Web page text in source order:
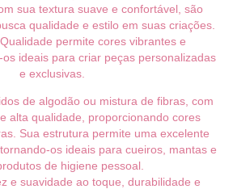
sua textura suave e confortável, são
qualidade e estilo em suas criações.
permite cores vibrantes e
ideais para criar peças personalizadas
e exclusivas.
de algodão ou mistura de fibras, com
alta qualidade, proporcionando cores
Sua estrutura permite uma excelente
os ideais para cueiros, mantas e
de higiene pessoal.
e suavidade ao toque, durabilidade e